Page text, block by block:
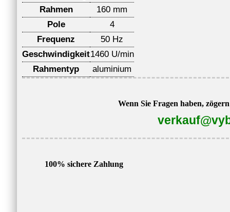
Rahmen
160 mm
Pole
4
Frequenz
50 Hz
Geschwindigkeit1460 U/min
Rahmentyp
aluminium
Wenn Sie Fragen haben,
100% sichere Zahlung